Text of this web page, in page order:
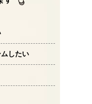
したい